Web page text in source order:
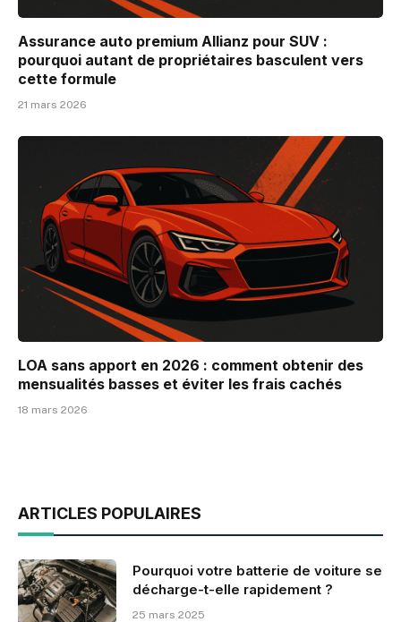
Assurance auto premium Allianz pour SUV :
pourquoi autant de propriétaires basculent vers
cette formule
21 mars 2026
LOA sans apport en 2026 : comment obtenir des
mensualités basses et éviter les frais cachés
18 mars 2026
ARTICLES POPULAIRES
Pourquoi votre batterie de voiture se
décharge-t-elle rapidement ?
25 mars 2025